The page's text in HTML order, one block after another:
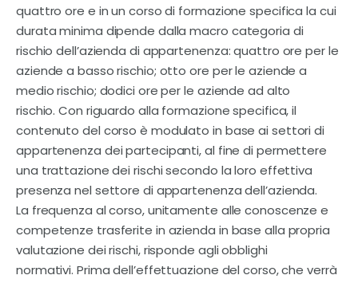
quattro ore e in un corso di formazione specifica la cui
durata minima dipende dalla macro categoria di
rischio dell’azienda di appartenenza: quattro ore per le
aziende a basso rischio; otto ore per le aziende a
medio rischio; dodici ore per le aziende ad alto
rischio. Con riguardo alla formazione specifica, il
contenuto del corso è modulato in base ai settori di
appartenenza dei partecipanti, al fine di permettere
una trattazione dei rischi secondo la loro effettiva
presenza nel settore di appartenenza dell’azienda.
La frequenza al corso, unitamente alle conoscenze e
competenze trasferite in azienda in base alla propria
valutazione dei rischi, risponde agli obblighi
normativi. Prima dell’effettuazione del corso, che verrà